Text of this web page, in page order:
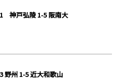
神戸弘陵 1-5 阪南大
野州 1-5 近大和歌山